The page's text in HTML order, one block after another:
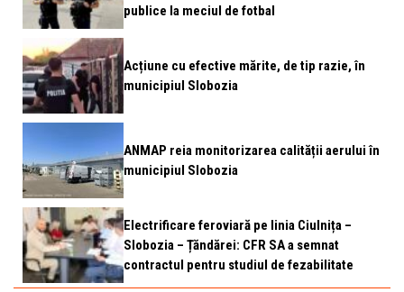
publice la meciul de fotbal
Acțiune cu efective mărite, de tip razie, în
municipiul Slobozia
ANMAP reia monitorizarea calității aerului în
municipiul Slobozia
Electrificare feroviară pe linia Ciulnița –
Slobozia – Țăndărei: CFR SA a semnat
contractul pentru studiul de fezabilitate